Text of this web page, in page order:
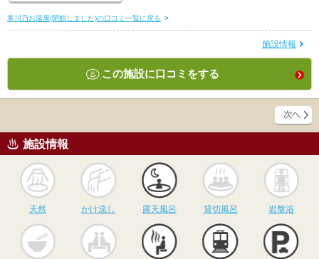
寒川乃お湯屋(閉館しました)の口コミ一覧に戻る >
施設情報
この施設に口コミをする
施設情報
天然
かけ流し
かけ流し
露天風呂
露天風呂
貸切風呂
貸切風呂 岩盤浴
サウナ